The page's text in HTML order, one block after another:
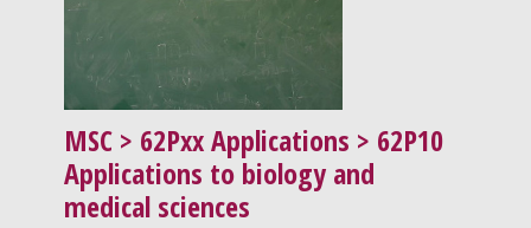
MSC > 62Pxx Applications > 62P10
Applications to biology and
medical sciences